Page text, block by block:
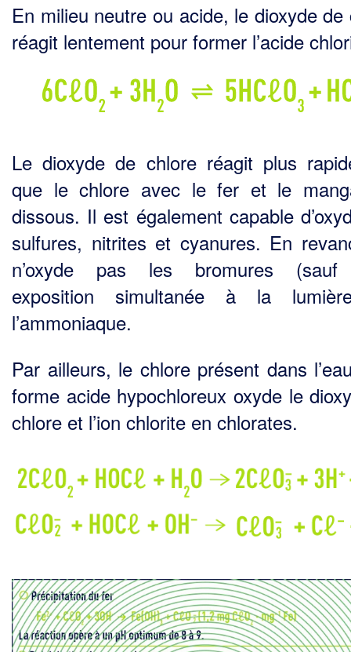
En milieu neutre ou acide, le dioxyde de
réagit lentement pour former l’acide
Le dioxyde de chlore réagit plus
que le chlore avec le fer et le
dissous. Il est éga­lement capable
sulfures, nitrites et cyanures. En
n’oxyde pas les bromures (sauf
exposition simultanée à la
l’ammoniaque.
Par ailleurs, le chlore présent dans
forme acide hypochloreux oxyde le
chlore et l’ion chlorite en chlorates.